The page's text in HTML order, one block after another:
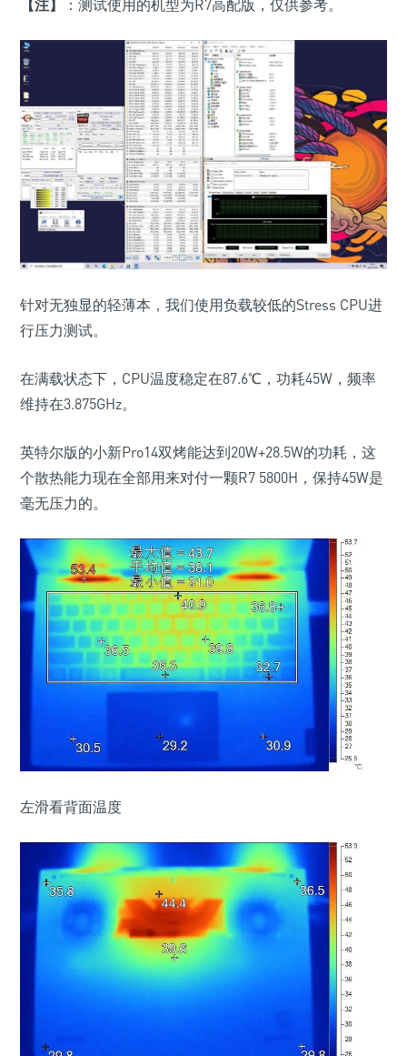
【注】 ：测试使用的机型为R7高配版，仅供参考。
针对无独显的轻薄本，我们使用负载较低的Stress CPU进
行压力测试。
在满载状态下，CPU温度稳定在87.6℃，功耗45W，频率
维持在3.875GHz。
英特尔版的小新Pro14双烤能达到20W+28.5W的功耗，这
个散热能力现在全部用来对付一颗R7 5800H，保持45W是
毫无压力的。
左滑看背面温度